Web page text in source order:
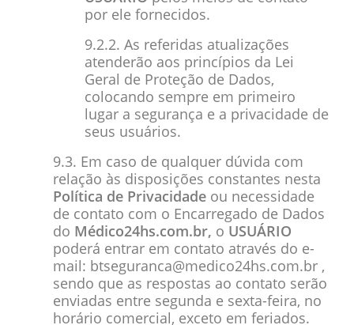
por ele fornecidos.
9.2.2. As referidas atualizações
atenderão aos princípios da Lei
Geral de Proteção de Dados,
colocando sempre em primeiro
lugar a segurança e a privacidade de
seus usuários.
9.3. Em caso de qualquer dúvida com
relação às disposições constantes nesta
Política de Privacidade ou necessidade
de contato com o Encarregado de Dados
do Médico24hs.com.br, o USUÁRIO
poderá entrar em contato através do e-
mail: btseguranca@medico24hs.com.br,
sendo que as respostas ao contato serão
enviadas entre segunda e sexta-feira, no
horário comercial, exceto em feriados.